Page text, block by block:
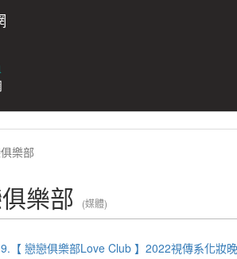
樂部
樂部 (媒體)
9.【 戀戀俱樂部Love Club 】2022視傳系化妝